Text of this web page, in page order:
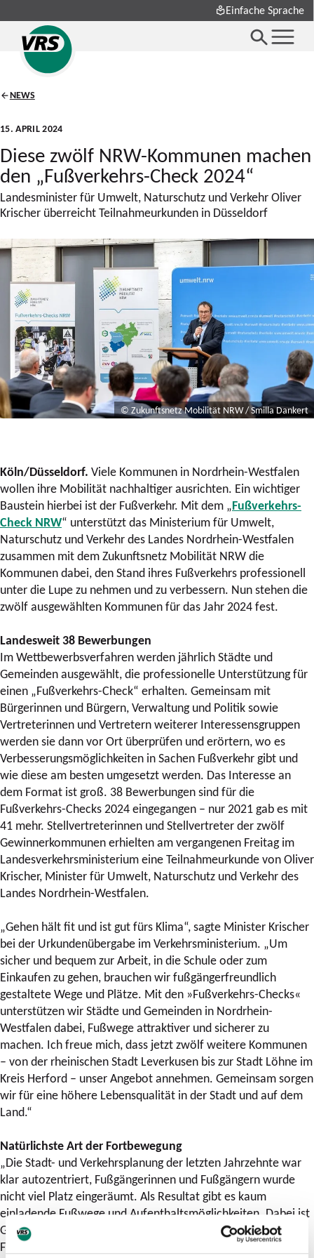
Einfache Sprache
NEWS
15. APRIL 2024
Diese zwölf NRW-Kommunen machen
den „Fußverkehrs-Check 2024“
Landesminister für Umwelt, Naturschutz und Verkehr Oliver
Krischer überreicht Teilnahmeurkunden in Düsseldorf
© Zukunftsnetz Mobilität NRW / Smilla Dankert
Köln/Düsseldorf. Viele Kommunen in Nordrhein-Westfalen
wollen ihre Mobilität nachhaltiger ausrichten. Ein wichtiger
Baustein hierbei ist der Fußverkehr. Mit dem „Fußverkehrs-
Check NRW“ unterstützt das Ministerium für Umwelt,
Naturschutz und Verkehr des Landes Nordrhein-Westfalen
zusammen mit dem Zukunftsnetz Mobilität NRW die
Kommunen dabei, den Stand ihres Fußverkehrs professionell
unter die Lupe zu nehmen und zu verbessern. Nun stehen die
zwölf ausgewählten Kommunen für das Jahr 2024 fest.
Landesweit 38 Bewerbungen
Im Wettbewerbsverfahren werden jährlich Städte und
Gemeinden ausgewählt, die professionelle Unterstützung für
einen „Fußverkehrs-Check“ erhalten. Gemeinsam mit
Bürgerinnen und Bürgern, Verwaltung und Politik sowie
Vertreterinnen und Vertretern weiterer Interessensgruppen
werden sie dann vor Ort überprüfen und erörtern, wo es
Verbesserungsmöglichkeiten in Sachen Fußverkehr gibt und
wie diese am besten umgesetzt werden. Das Interesse an
dem Format ist groß. 38 Bewerbungen sind für die
Fußverkehrs-Checks 2024 eingegangen – nur 2021 gab es mit
41 mehr. Stellvertreterinnen und Stellvertreter der zwölf
Gewinnerkommunen erhielten am vergangenen Freitag im
Landesverkehrsministerium eine Teilnahmeurkunde von Oliver
Krischer, Minister für Umwelt, Naturschutz und Verkehr des
Landes Nordrhein-Westfalen.
„Gehen hält fit und ist gut fürs Klima“, sagte Minister Krischer
bei der Urkundenübergabe im Verkehrsministerium. „Um
sicher und bequem zur Arbeit, in die Schule oder zum
Einkaufen zu gehen, brauchen wir fußgängerfreundlich
gestaltete Wege und Plätze. Mit den »Fußverkehrs-Checks«
unterstützen wir Städte und Gemeinden in Nordrhein-
Westfalen dabei, Fußwege attraktiver und sicherer zu
machen. Ich freue mich, dass jetzt zwölf weitere Kommunen
– von der rheinischen Stadt Leverkusen bis zur Stadt Löhne im
Kreis Herford – unser Angebot annehmen. Gemeinsam sorgen
wir für eine höhere Lebensqualität in der Stadt und auf dem
Land.“
Natürlichste Art der Fortbewegung
„Die Stadt- und Verkehrsplanung der letzten Jahrzehnte war
klar autozentriert, Fußgängerinnen und Fußgängern wurde
nicht viel Platz eingeräumt. Als Resultat gibt es kaum
einladende Fußwege und Aufenthaltsmöglichkeiten. Dabei ist
Gehen die natürlichste und nachhaltigste Art der
Fortbewegung. Fußgängerfreundliche Wege und Plätze